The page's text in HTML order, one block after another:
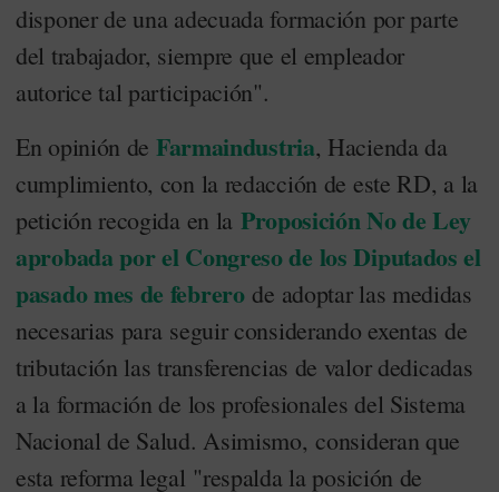
disponer de una adecuada formación por parte
del trabajador, siempre que el empleador
autorice tal participación".
En opinión de Farmaindustria, Hacienda da
cumplimiento, con la redacción de este RD, a la
petición recogida en la Proposición No de Ley
aprobada por el Congreso de los Diputados el
pasado mes de febrerode adoptar las medidas
necesarias para seguir considerando exentas de
tributación las transferencias de valor dedicadas
a la formación de los profesionales del Sistema
Nacional de Salud. Asimismo, consideran que
esta reforma legal "respalda la posición de